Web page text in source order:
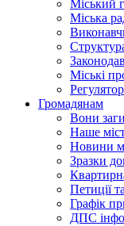
Міський
Міська
Міські
Громадянам
Вони
Наше
Новини
Зразки
Петиції
Графік
ДПС